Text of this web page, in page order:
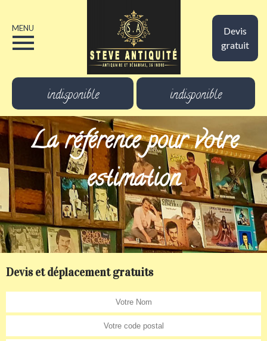
Devis
gratuit
MENU
indisponible indisponible
La référence pour votre
estimation
Devis et déplacement gratuits